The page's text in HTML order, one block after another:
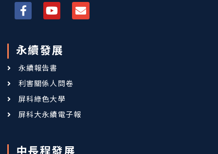
永續發展
永續報告書
利害關係人問卷
屏科綠色大學
屏科大永續電子報